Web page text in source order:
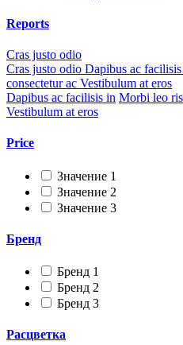
Reports
Cras justo odio
Cras justo odio Dapibus ac
consectetur ac Vestibulum at eros
Dapibus ac facilisis in Morbi leo
Vestibulum at eros
Price
Значение 1
Значение 2
Значение 3
Бренд
Бренд 1
Бренд 2
Бренд 3
Расцветка